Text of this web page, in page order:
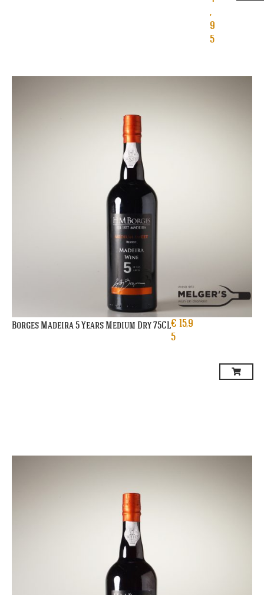
,
9
5
Borges Madeira 5 Years Medium Dry 75CL€ 15,9
5